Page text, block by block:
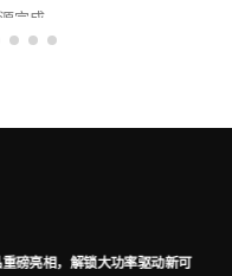
成...